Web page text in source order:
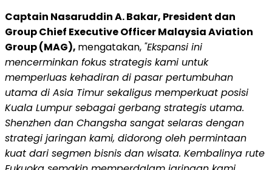
Captain Nasaruddin A. Bakar, President dan
Group Chief Executive Officer Malaysia Aviation
Group (MAG), mengatakan, "Ekspansi ini
mencerminkan fokus strategis kami untuk
memperluas kehadiran di pasar pertumbuhan
utama di Asia Timur sekaligus memperkuat posisi
Kuala Lumpur sebagai gerbang strategis utama.
Shenzhen dan Changsha sangat selaras dengan
strategi jaringan kami, didorong oleh permintaan
kuat dari segmen bisnis dan wisata. Kembalinya rute